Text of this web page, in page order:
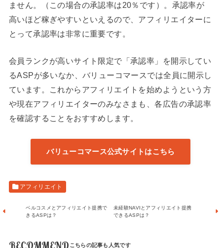
ません。（この場合の承認率は20％です）。承認率が
高いほど稼ぎやすいといえるので、アフィリエイターに
とって承認率は非常に重要です。
会員ランクが高いサイト限定で「承認率」を開示してい
るASPが多いなか、バリューコマースでは全員に開示し
ています。これからアフィリエイトを始めようという方
や現在アフィリエイターのみなさまも、各広告の承認率
を確認することをおすすめします。
バリューコマース公式サイトはこちら
アフィリエイト
ベルコスメとアフィリエイト提携で
きるASPは？
未経験NAVIとアフィリエイト提携
できるASPは？
RECOMMEND